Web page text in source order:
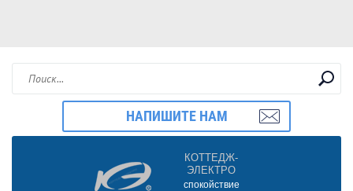
НАПИШИТЕ НАМ
КОТТЕДЖ-
ЭЛЕКТРО
спокойствие